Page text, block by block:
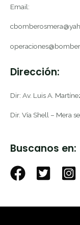
Email:
Dirección:
Dir: Av. Luis A.
Dir. Vía Shell – Mera
Buscanos en: